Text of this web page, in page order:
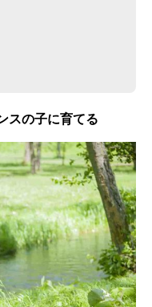
スの子に育てる